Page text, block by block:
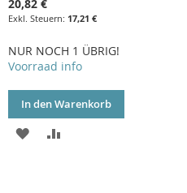
20,82 €
17,21 €
NUR NOCH 1 ÜBRIG!
Voorraad info
In den Warenkorb
ZUR